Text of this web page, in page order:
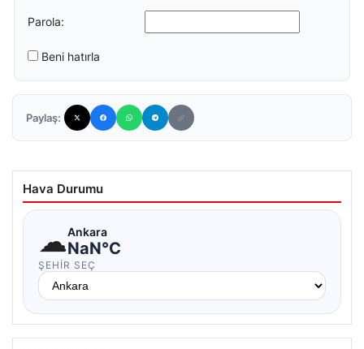
Parola:
Beni hatırla
Paylaş:
Hava Durumu
☁Ankara
NaN°C
ŞEHIR SEÇ